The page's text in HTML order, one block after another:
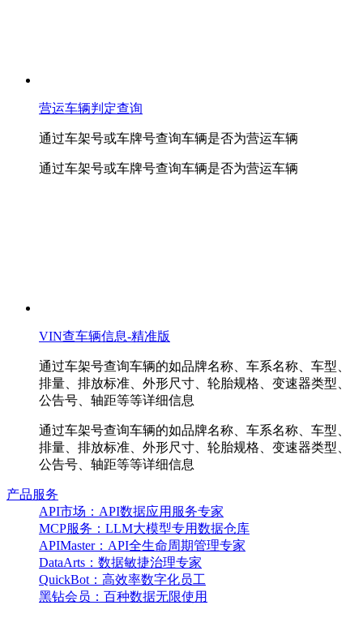
营运车辆判定查询
通过车架号或车牌号查询车辆是否为营运车辆
通过车架号或车牌号查询车辆是否为营运车辆
VIN查车辆信息-精准版
通过车架号查询车辆的如品牌名称、车系名称、车型、
排量、排放标准、外形尺寸、轮胎规格、变速器类型、
公告号、轴距等等详细信息
通过车架号查询车辆的如品牌名称、车系名称、车型、
排量、排放标准、外形尺寸、轮胎规格、变速器类型、
公告号、轴距等等详细信息
产品服务
API市场：API数据应用服务专家
MCP服务：LLM大模型专用数据仓库
APIMaster：API全生命周期管理专家
DataArts：数据敏捷治理专家
QuickBot：高效率数字化员工
黑钻会员：百种数据无限使用